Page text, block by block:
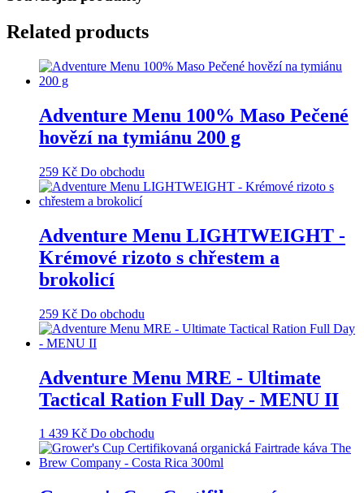
Related products
Adventure Menu 100% Maso Pečené
hovězí na tymiánu 200 g
259 Kč Do obchodu
Adventure Menu LIGHTWEIGHT -
Krémové rizoto s chřestem a
brokolicí
259 Kč Do obchodu
Adventure Menu MRE - Ultimate
Tactical Ration Full Day - MENU II
1 439 Kč Do obchodu